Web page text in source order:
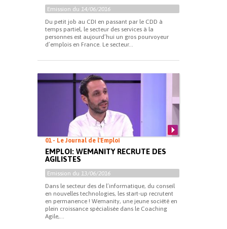
Emission du 14/06/2016
Du petit job au CDI en passant par le CDD à
temps partiel, le secteur des services à la
personnes est aujourd’hui un gros pourvoyeur
d’emplois en France. Le secteur...
01 - Le Journal de l'Emploi
EMPLOI: WEMANITY RECRUTE DES
AGILISTES
Emission du 13/06/2016
Dans le secteur des de l’informatique, du conseil
en nouvelles technologies, les start-up recrutent
en permanence ! Wemanity, une jeune société en
plein croissance spécialisée dans le Coaching
Agile,...